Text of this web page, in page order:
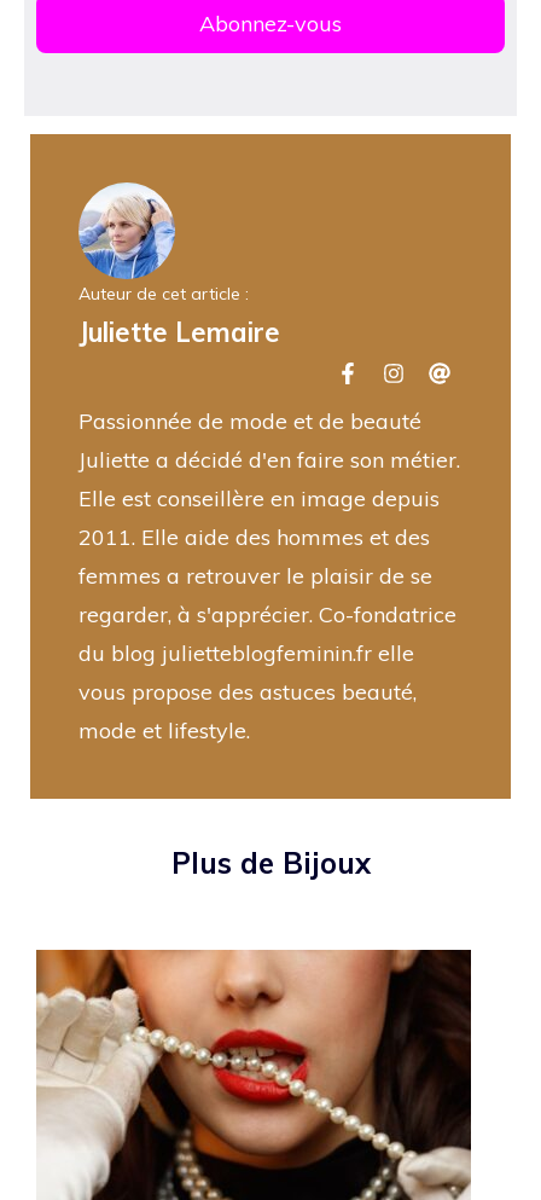
Auteur de cet article :
Juliette Lemaire
Passionnée de mode et de beauté
Juliette a décidé d'en faire son métier.
Elle est conseillère en image depuis
2011. Elle aide des hommes et des
femmes a retrouver le plaisir de se
regarder, à s'apprécier. Co-fondatrice
du blog julietteblogfeminin.fr elle
vous propose des astuces beauté,
mode et lifestyle.
Plus de Bijoux